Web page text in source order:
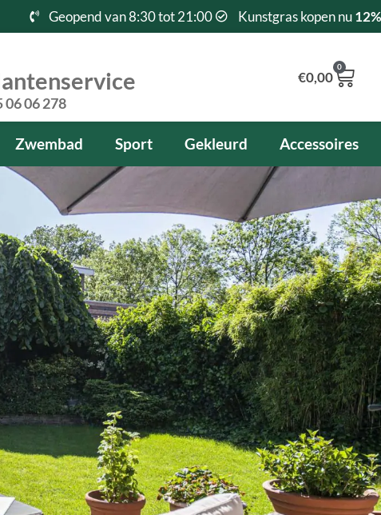
Geopend van 8:30 tot 21:00 Kunstgras kopen nu
06 06 278
€0,00
0
Zwembad Sport Gekleurd Accessoires